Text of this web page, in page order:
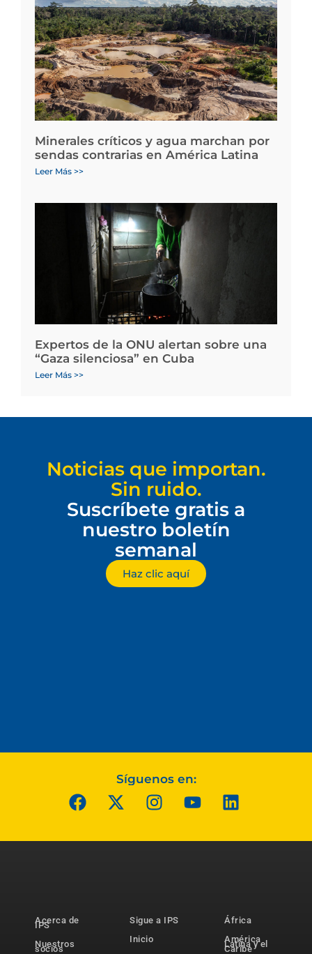
Minerales críticos y agua marchan por
sendas contrarias en América Latina
Leer Más >>
Expertos de la ONU alertan sobre una
“Gaza silenciosa” en Cuba
Leer Más >>
Noticias que importan.
Sin ruido.
Suscríbete gratis a
nuestro boletín
semanal
Haz clic aquí
Síguenos en:
Acerca de
IPS
Nuestros
socios
Sigue a IPS
Inicio
África
América
Latina y el
Caribe